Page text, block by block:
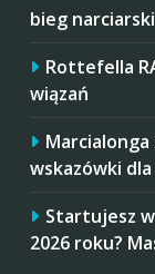
bieg
Rottefella
wiązań
wskazówki
Startujesz
2026 roku?